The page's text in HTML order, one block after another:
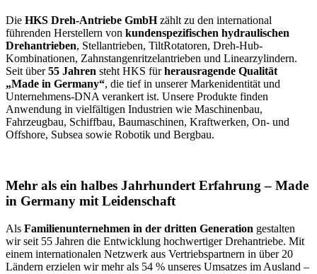
Die HKS Dreh-Antriebe GmbHzählt zu den international
führenden Herstellern von kundenspezifischen hydraulischen
Drehantrieben, Stellantrieben, TiltRotatoren, Dreh-Hub-
Kombinationen, Zahnstangenritzelantrieben und Linearzylindern.
Seit über55 Jahren steht HKS fürherausragende Qualität
„Made in Germany“, die tief in unserer Markenidentität und
Unternehmens-DNA verankert ist. Unsere Produkte finden
Anwendung in vielfältigen Industrien wie Maschinenbau,
Fahrzeugbau, Schiffbau, Baumaschinen, Kraftwerken, On- und
Offshore, Subsea sowie Robotik und Bergbau.
Mehr als ein halbes Jahrhundert Erfahrung – Made
in Germany mit Leidenschaft
Als Familienunternehmen in der dritten Generation gestalten
wir seit 55 Jahren die Entwicklung hochwertiger Drehantriebe. Mit
einem internationalen Netzwerk aus Vertriebspartnern in über 20
Ländern erzielen wir mehr als 54 % unseres Umsatzes im Ausland –